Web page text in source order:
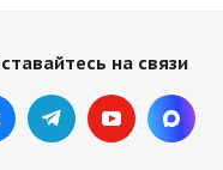
на связи